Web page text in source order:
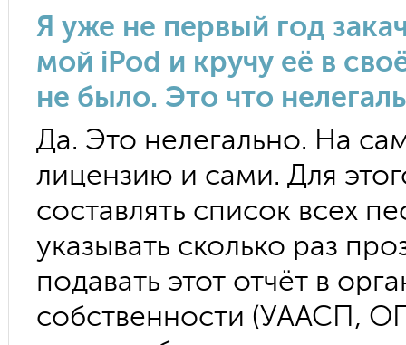
Я уже не первый год
мой iPod и кручу её в
не было. Это что
Да. Это нелегально. На
лицензию и сами. Для
составлять список всех
указывать сколько раз
подавать этот отчёт в
собственности (УААСП,